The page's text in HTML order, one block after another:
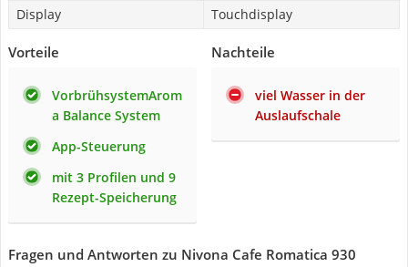
Display
Touchdisplay
Vorteile
VorbrühsystemArom
a Balance System
App-Steuerung
mit 3 Profilen und 9
Rezept-Speicherung
Nachteile
viel Wasser in der
Auslaufschale
Fragen und Antworten zu Nivona Cafe Romatica 930